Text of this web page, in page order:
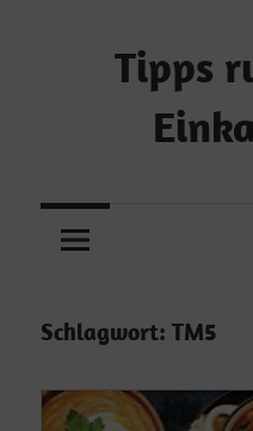
Tipps
und
Geld
Schlagwort: TM5